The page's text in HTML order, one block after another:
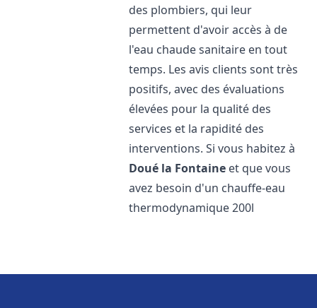
des plombiers, qui leur
permettent d'avoir accès à de
l'eau chaude sanitaire en tout
temps. Les avis clients sont très
positifs, avec des évaluations
élevées pour la qualité des
services et la rapidité des
interventions. Si vous habitez à
Doué la Fontaine et que vous
avez besoin d'un chauffe-eau
thermodynamique 200l